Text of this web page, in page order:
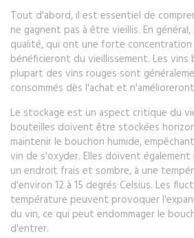
Tout d'abord, il est essentiel de
ne gagnent pas à être vieillis. En
qualité, qui ont une forte concentration
bénéficieront du vieillissement. Les vins
plupart des vins rouges sont
consommés dès l'achat et
Le stockage est un aspect critique du
bouteilles doivent être stockées
maintenir le bouchon humide,
vin de s'oxyder. Elles doivent
un endroit frais et sombre, à une
d'environ 12 à 15 degrés Celsius. Les
température peuvent provoquer
du vin, ce qui peut endommager le
d'entrer.